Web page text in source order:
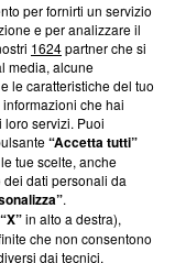
su Blasting
ci impegniamo a
aderenza a
News non è
di farne
una verifica di
per fornirti un servizio
e per analizzare il
1624partner che si
media, alcune
le caratteristiche del tuo
che hai
servizi. Puoi
“Accetta tutti”
tue scelte, anche
dati personali da
.
“X”in alto a destra),
che non consentono
dai tecnici.